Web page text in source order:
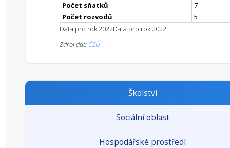
Počet sňatků
7
Počet rozvodů
5
Data pro rok 2022Data pro rok 2022
Zdroj dat: ČSÚ
Školství
Sociální oblast
Hospodářské prostředí